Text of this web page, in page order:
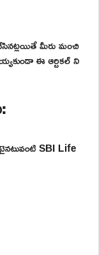
మీరు మంచి
ఈ ఆర్టికల్ ని
SBI Life